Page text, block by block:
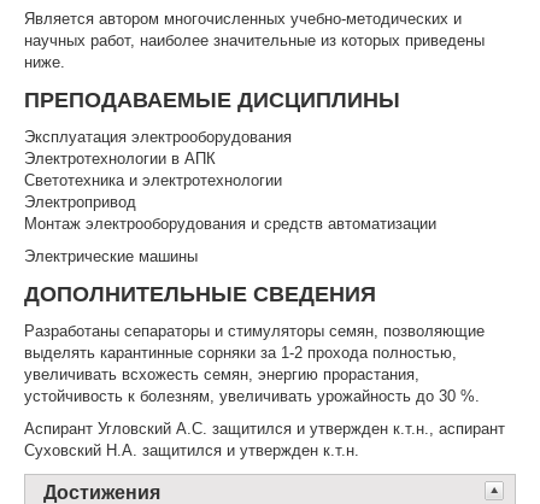
Является автором многочисленных учебно-методических и
научных работ, наиболее значительные из которых приведены
ниже.
ПРЕПОДАВАЕМЫЕ ДИСЦИПЛИНЫ
Эксплуатация электрооборудования
Электротехнологии в АПК
Светотехника и электротехнологии
Электропривод
Монтаж электрооборудования и средств автоматизации
Электрические машины
ДОПОЛНИТЕЛЬНЫЕ СВЕДЕНИЯ
Разработаны сепараторы и стимуляторы семян, позволяющие
выделять карантинные сорняки за 1-2 прохода полностью,
увеличивать всхожесть семян, энергию прорастания,
устойчивость к болезням, увеличивать урожайность до 30 %.
Аспирант Угловский А.С. защитился и утвержден к.т.н., аспирант
Суховский Н.А. защитился и утвержден к.т.н.
Достижения